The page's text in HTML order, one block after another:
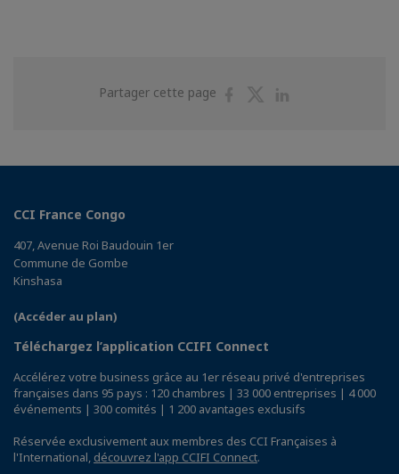
Partager cette page
PartagerPartager
CCI France Congo
407, Avenue Roi Baudouin 1er
Commune de Gombe
Kinshasa
(Accéder au plan)
Téléchargez l’application CCIFI Connect
Accélérez votre business grâce au 1er réseau privé d'entreprises
françaises dans 95 pays : 120 chambres | 33 000 entreprises | 4 000
événements | 300 comités | 1 200 avantages exclusifs
Réservée exclusivement aux membres des CCI Françaises à
l'International, découvrez l'app CCIFI Connect.